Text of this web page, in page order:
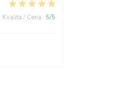
Kvalita / Cena : 5/5